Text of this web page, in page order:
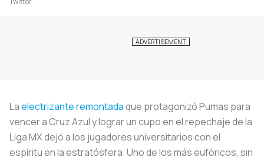
Laelectrizante remontadaque protagonizó Pumas para
vencer a Cruz Azul y lograr un cupo en el repechaje de la
Liga MX dejó a los jugadores universitarios con el
espíritu en la estratósfera. Uno de los más eufóricos, sin